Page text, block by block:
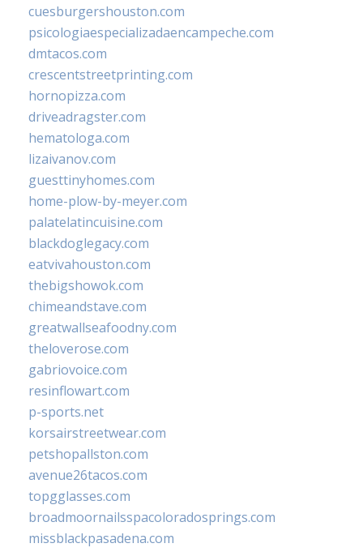
cuesburgershouston.com
psicologiaespecializadaencampeche.com
dmtacos.com
crescentstreetprinting.com
hornopizza.com
driveadragster.com
hematologa.com
lizaivanov.com
guesttinyhomes.com
home-plow-by-meyer.com
palatelatincuisine.com
blackdoglegacy.com
eatvivahouston.com
thebigshowok.com
chimeandstave.com
greatwallseafoodny.com
theloverose.com
gabriovoice.com
resinflowart.com
p-sports.net
korsairstreetwear.com
petshopallston.com
avenue26tacos.com
topgglasses.com
broadmoornailsspacoloradosprings.com
missblackpasadena.com